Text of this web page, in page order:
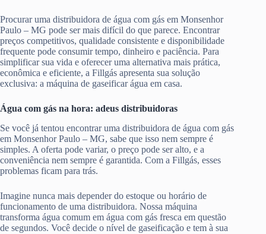
Procurar uma distribuidora de água com gás em Monsenhor
Paulo – MG pode ser mais difícil do que parece. Encontrar
preços competitivos, qualidade consistente e disponibilidade
frequente pode consumir tempo, dinheiro e paciência. Para
simplificar sua vida e oferecer uma alternativa mais prática,
econômica e eficiente, a Fillgás apresenta sua solução
exclusiva: a máquina de gaseificar água em casa.
Água com gás na hora: adeus distribuidoras
Se você já tentou encontrar uma distribuidora de água com gás
em Monsenhor Paulo – MG, sabe que isso nem sempre é
simples. A oferta pode variar, o preço pode ser alto, e a
conveniência nem sempre é garantida. Com a Fillgás, esses
problemas ficam para trás.
Imagine nunca mais depender do estoque ou horário de
funcionamento de uma distribuidora. Nossa máquina
transforma água comum em água com gás fresca em questão
de segundos. Você decide o nível de gaseificação e tem à sua